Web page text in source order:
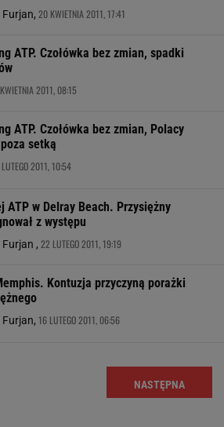
20 KWIETNIA 2011, 17:41
ATP. Czołówka bez zmian, spadki
2011, 08:15
ATP. Czołówka bez zmian, Polacy
setką
2011, 10:54
ATP w Delray Beach. Przysiężny
z występu
, 22 LUTEGO 2011, 19:19
Kontuzja przyczyną porażki
16 LUTEGO 2011, 06:56
NASTĘPNA